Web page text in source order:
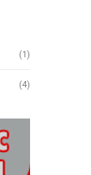
(1)
(4)